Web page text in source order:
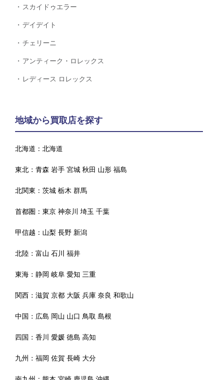
スカイドゥエラー
デイデイト
チェリーニ
アンティーク・ロレックス
レディース ロレックス
地域から買取店を探す
北海道：北海道
東北：青森 岩手 宮城 秋田 山形 福島
北関東：茨城 栃木 群馬
首都圏：東京 神奈川 埼玉 千葉
甲信越： 山梨 長野 新潟
北陸：富山 石川 福井
東海：静岡 岐阜 愛知 三重
関西：滋賀 京都 大阪 兵庫 奈良 和歌山
中国： 広島 岡山 山口 鳥取 島根
四国：香川 愛媛 徳島 高知
九州：福岡 佐賀 長崎 大分